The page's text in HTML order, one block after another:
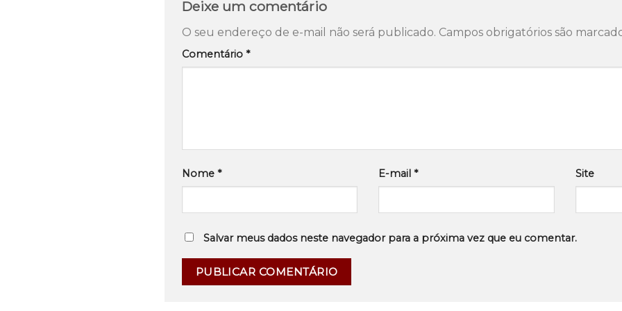
Deixe um comentário
O seu endereço de e-mail não será publicado. Campos obrigatórios são
Comentário *
Nome * E-mail* Site
Salvar meus dados neste navegador para a próxima vez que eu comentar.